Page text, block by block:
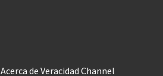
Acerca de Veracidad Channel